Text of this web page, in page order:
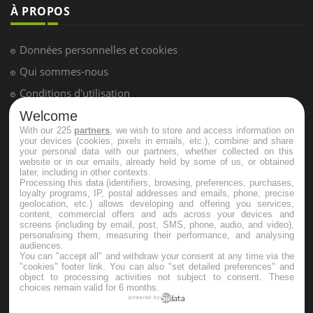
LES MALADIES
pression artérielle chute au lever
Maladie de Charcot (Sclérose latérale
amyotrophique)
Welcome
With our 225 partners , we wish to store and access information on
your devices (cookies, pixels in emails, etc.), combine and share
your personal data with our partners, whether collected on this
website or in our emails, already held by some of us, or obtained
later, including in other contexts.
Processing this data (identifiers, browsing, preferences, purchases,
loyalty programs, IP, postal addresses and emails, phone, precise
geolocation, etc.) allows developing and offering you services,
content, commercial offers and ads across your devices and
screens (including by email, post, SMS, phone, audio, and video),
personalising them, measuring their performance, and analysing
audiences.
You can "accept all" and withdraw your consent at any time via the
"cookies" footer link . You can also "set detailed preferences" and
object to processing activities not subject to consent. These
choices remain valid for 6 months.
powered by